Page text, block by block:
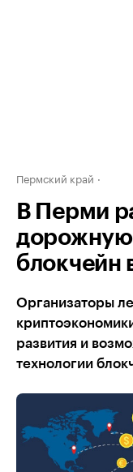
Пермский край
В Перми
дорожную
блокчейн
Организаторы
развития и
технологии